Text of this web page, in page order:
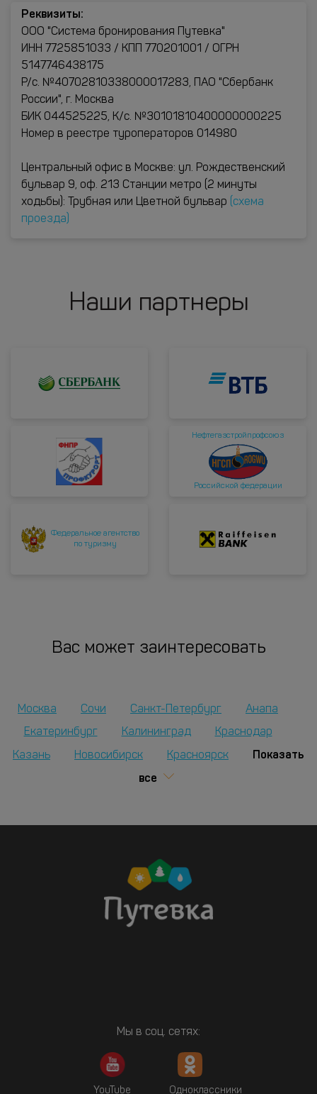
Реквизиты:
ООО "Система бронирования Путевка"
ИНН 7725851033 / КПП 770201001 / ОГРН
5147746438175
Р/с. №40702810338000017283, ПАО "Сбербанк
России", г. Москва
БИК 044525225, К/с. №30101810400000000225
Номер в реестре туроператоров 014980
Центральный офис в Москве: ул. Рождественский
бульвар 9, оф. 213 Станции метро (2 минуты
ходьбы): Трубная или Цветной бульвар
(схема
проезда)
Наши партнеры
Нефтегазстройпрофсоюз
Российской федерации
Федеральное агентство
по туризму
Вас может заинтересовать
Москва Сочи Санкт-Петербург
Анапа
Екатеринбург
Калининград Краснодар
Казань Новосибирск Красноярск
Показать
все
Мы в соц. сетях:
YouTube Одноклассники